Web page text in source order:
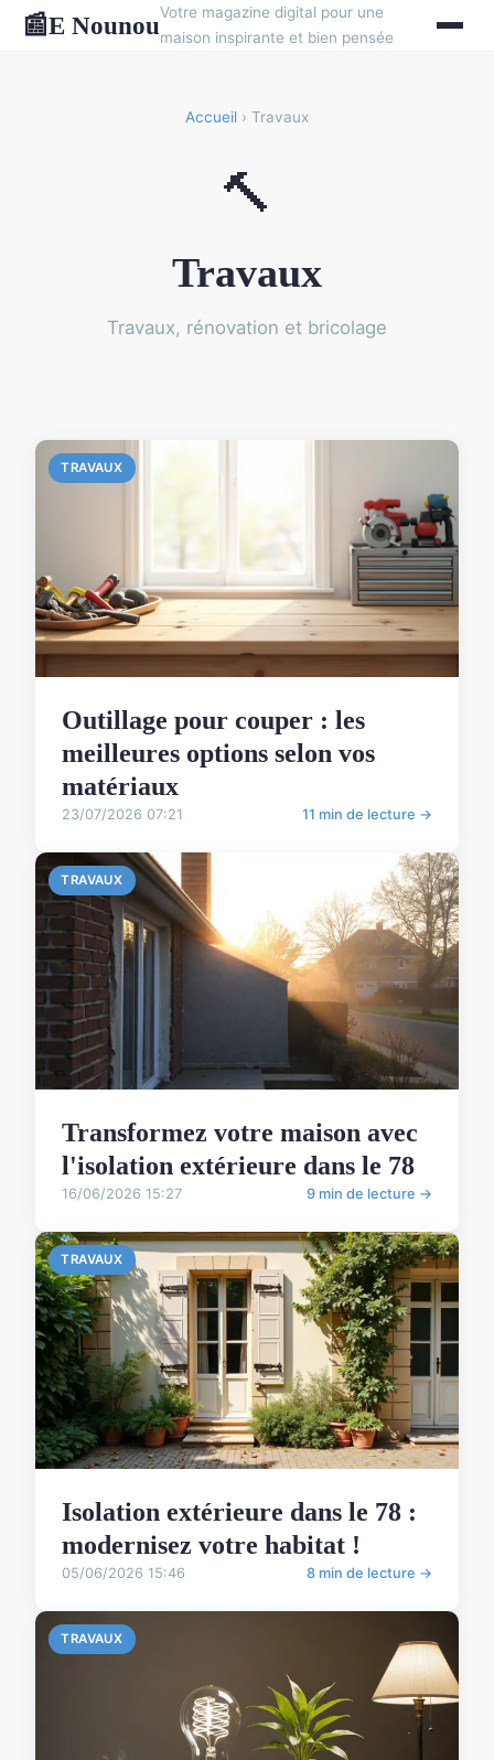
📰E NounouVotre magazine digital pour une
maison inspirante et bien pensée
Accueil › Travaux
🔨
Travaux
Travaux, rénovation et bricolage
TRAVAUX
Outillage pour couper : les
meilleures options selon vos
matériaux
23/07/2026 07:21 11 min de lecture →
TRAVAUX
Transformez votre maison avec
l'isolation extérieure dans le 78
16/06/2026 15:27 9 min de lecture →
TRAVAUX
Isolation extérieure dans le 78 :
modernisez votre habitat !
05/06/2026 15:46 8 min de lecture →
TRAVAUX